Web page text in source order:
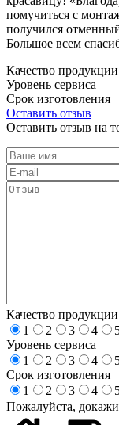
помучиться с
получился
Большое всем
Качество продукции
Уровень сервиса
Срок изготовления
Оставить отзыв
Оставить отзыв на
Качество продукции
1
2 3 4
Уровень сервиса
1
2 3 4
Срок изготовления
1
2 3 4
Пожалуйста,